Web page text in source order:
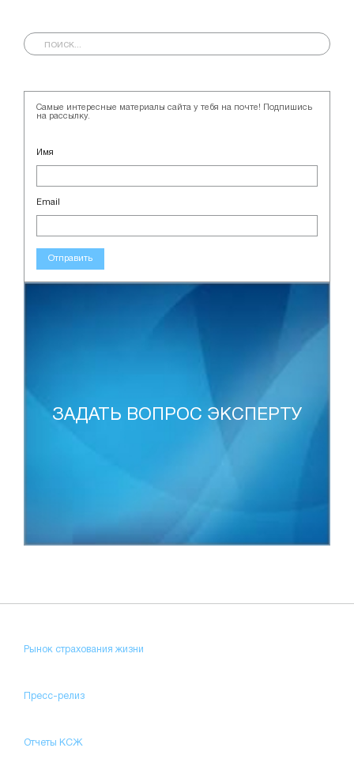
Самые интересные материалы сайта у тебя на почте! Подпишись
на рассылку.
Имя
Email
Отправить
ЗАДАТЬ ВОПРОС ЭКСПЕРТУ
Рынок страхования жизни
Пресс-релиз
Отчеты КСЖ